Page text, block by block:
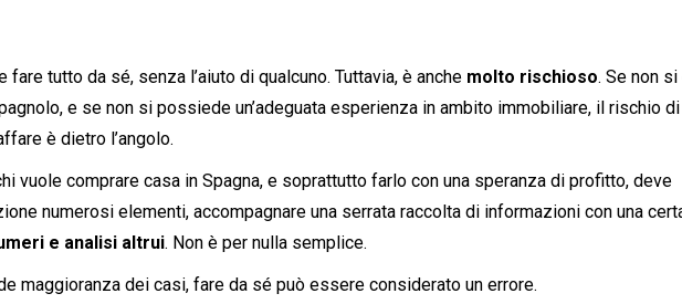
tutto da sé, senza l’aiuto di qualcuno. Tuttavia, è anche molto rischioso. Se non si
e se non si possiede un’adeguata esperienza in ambito immobiliare, il rischio di
è dietro l’angolo.
vuole comprare casa in Spagna, e soprattutto farlo con una speranza di profitto, deve
numerosi elementi, accompagnare una serrata raccolta di informazioni con una
e analisi altrui. Non è per nulla semplice.
maggioranza dei casi, fare da sé può essere considerato un errore.